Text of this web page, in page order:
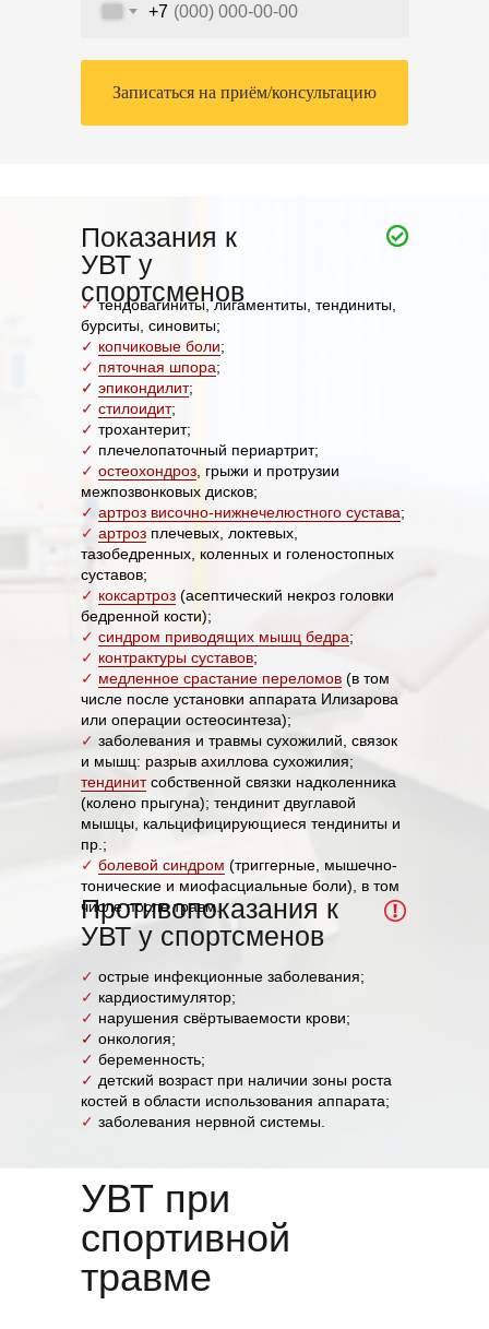
+7
Записаться на приём/консультацию
Показания к
УВТ у
спортсменов
✓тендовагиниты, лигаментиты, тендиниты,
бурситы, синовиты;
✓ копчиковые боли;
✓ пяточная шпора;
✓ эпикондилит;
✓ стилоидит;
✓ трохантерит;
✓ плечелопаточный периартрит;
✓ остеохондроз , грыжи и протрузии
межпозвонковых дисков;
✓ артроз височно-нижнечелюстного сустава;
✓ артроз плечевых, локтевых,
тазобедренных, коленных и голеностопных
суставов;
✓ коксартроз (асептический некроз головки
бедренной кости);
✓ синдром приводящих мышц бедра;
✓ контрактуры суставов;
✓ медленное срастание переломов (в том
числе после установки аппарата Илизарова
или операции остеосинтеза);
✓ заболевания и травмы сухожилий, связок
и мышц: разрыв ахиллова сухожилия;
тендинитсобственной связки надколенника
(колено прыгуна); тендинит двуглавой
мышцы, кальцифицирующиеся тендиниты и
пр.;
✓ болевой синдром (триггерные, мышечно-
тонические и миофасциальные боли), в том
числе после травм.
Противопоказания к
УВТ у спортсменов
✓ острые инфекционные заболевания;
✓ кардиостимулятор;
✓ нарушения свёртываемости крови;
✓ онкология;
✓ беременность;
✓ детский возраст при наличии зоны роста
костей в области использования аппарата;
✓ заболевания нервной системы.
УВТ при
спортивной
травме